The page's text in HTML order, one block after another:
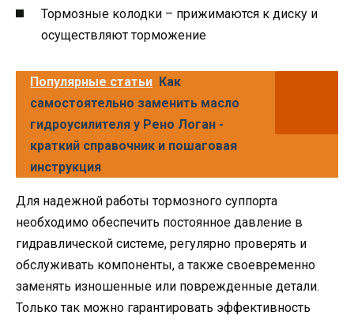
Тормозные колодки – прижимаются к диску и
осуществляют торможение
Популярные статьи Как
самостоятельно заменить масло
гидроусилителя у Рено Логан -
краткий справочник и пошаговая
инструкция
Для надежной работы тормозного суппорта
необходимо обеспечить постоянное давление в
гидравлической системе, регулярно проверять и
обслуживать компоненты, а также своевременно
заменять изношенные или поврежденные детали.
Только так можно гарантировать эффективность